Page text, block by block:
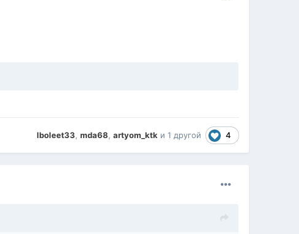
Iboleet33, mda68, artyom_ktk и 1 другой 4